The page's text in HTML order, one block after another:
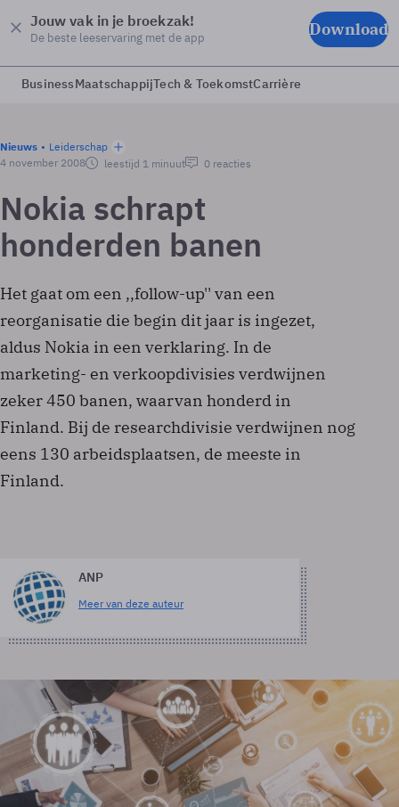
Jouw vak in je broekzak!
De beste leeservaring met de app Download
BusinessMaatschappijTech & ToekomstCarrière
Nieuws
Leiderschap
4 november 2008
leestijd 1 minuut 0 reacties
Nokia schrapt
honderden banen
Het gaat om een ,,follow-up'' van een
reorganisatie die begin dit jaar is ingezet,
aldus Nokia in een verklaring. In de
marketing- en verkoopdivisies verdwijnen
zeker 450 banen, waarvan honderd in
Finland. Bij de researchdivisie verdwijnen nog
eens 130 arbeidsplaatsen, de meeste in
Finland.
ANP
Meer van deze auteur